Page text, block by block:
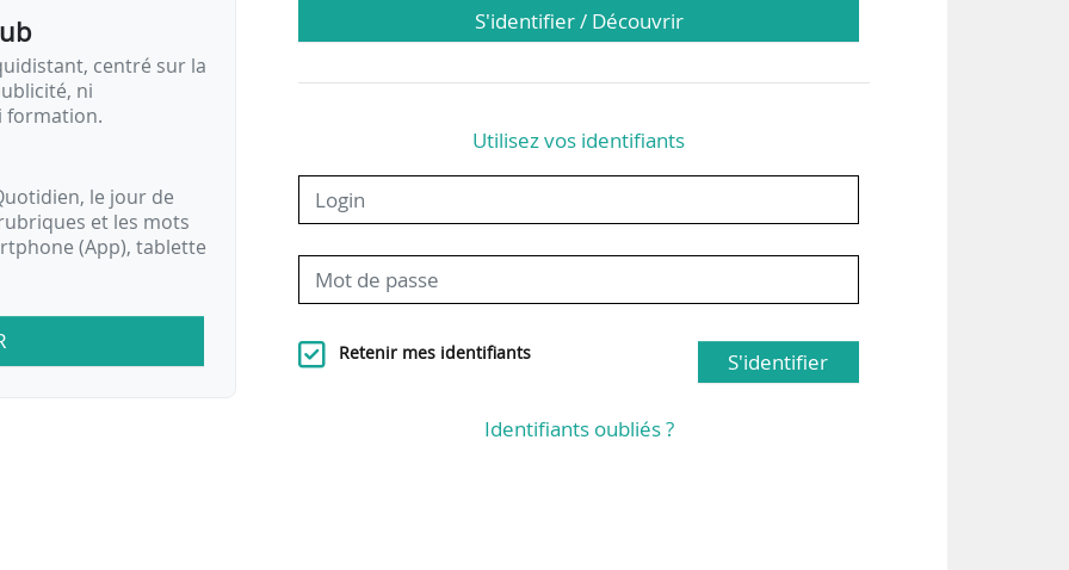
centré sur la
ni
formation.
le jour de
et les mots
(App), tablette
S'identifier / Découvrir
Utilisez vos identifiants
Retenir mes identifiants S'identifier
Identifiants oubliés ?